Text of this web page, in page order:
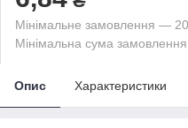
Мінімальне замовлення —
Мінімальна сума
Опис Характеристики